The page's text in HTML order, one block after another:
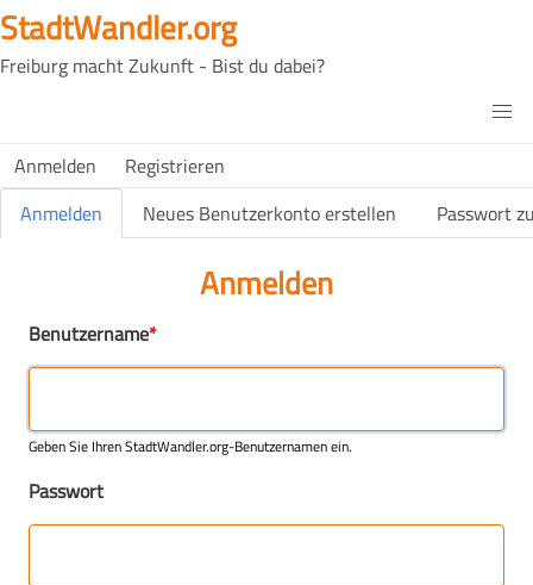
Direkt
zum
Inhalt
StadtWandler.org
Freiburg macht Zukunft - Bist du dabei?
Main
menu
H4C
USER
Anmelden Registrieren
Primäre Reiter
Anmelden(aktiver Reiter)Neues Benutzerkonto erstellen Passwort
Anmelden
Benutzername
Geben Sie Ihren StadtWandler.org-Benutzernamen ein.
Passwort